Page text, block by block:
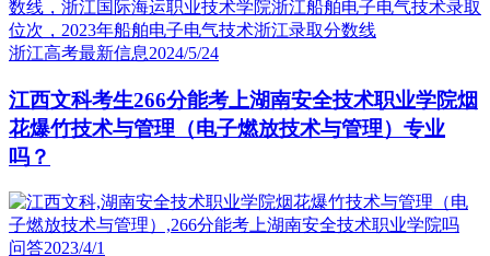
浙江高考最新信息2024/5/24
江西文科考生266分能考上湖南安全技术职业学院烟
花爆竹技术与管理（电子燃放技术与管理）专业
吗？
问答2023/4/1